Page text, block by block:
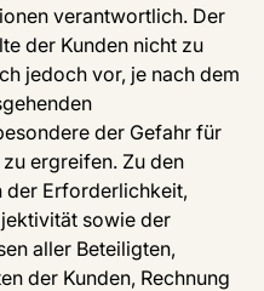
verantwortlich. Der
der Kunden nicht zu
jedoch vor, je nach dem
der Gefahr für
ergreifen. Zu den
der Erforderlichkeit,
sowie der
aller Beteiligten,
der Kunden, Rechnung